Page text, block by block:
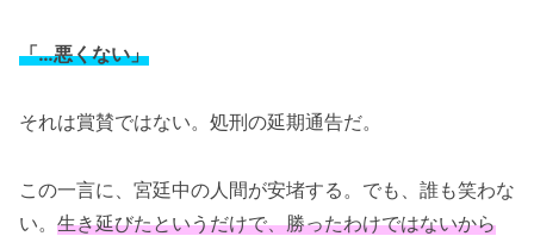
「…悪くない」
それは賞賛ではない。処刑の延期通告だ。
この一言に、宮廷中の人間が安堵する。でも、誰も笑わな
い。 生き延びたというだけで、勝ったわけではないから